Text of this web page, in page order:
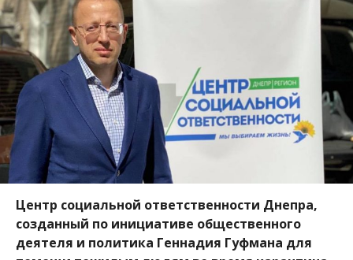
Центр социальной ответственности Днепра,
созданный по инициативе общественного
деятеля и политика Геннадия Гуфмана для